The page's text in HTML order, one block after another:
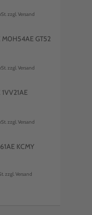
zzgl. Versand
M0H54AE GT52
zzgl. Versand
zzgl. Versand
KCMY
zzgl. Versand